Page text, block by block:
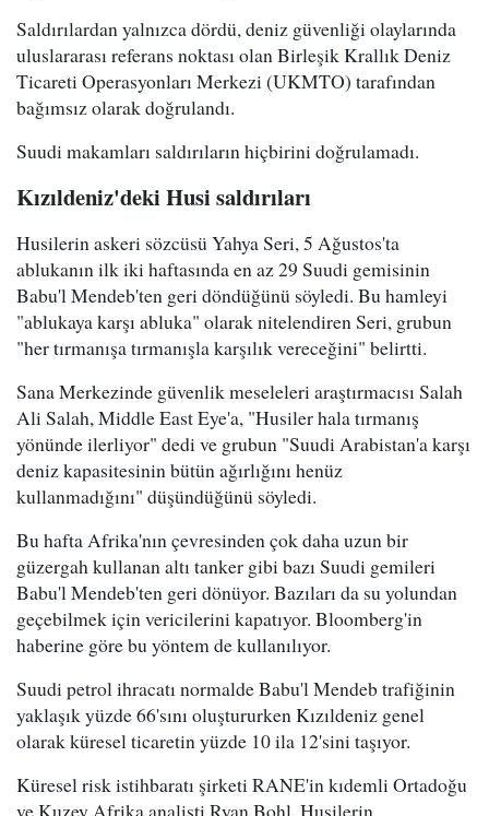
Saldırılardan yalnızca dördü, deniz güvenliği olaylarında
uluslararası referans noktası olan Birleşik Krallık Deniz
Ticareti Operasyonları Merkezi (UKMTO) tarafından
bağımsız olarak doğrulandı.
Suudi makamları saldırıların hiçbirini doğrulamadı.
Kızıldeniz'deki Husi saldırıları
Husilerin askeri sözcüsü Yahya Seri, 5 Ağustos'ta
ablukanın ilk iki haftasında en az 29 Suudi gemisinin
Babu'l Mendeb'ten geri döndüğünü söyledi. Bu hamleyi
"ablukaya karşı abluka" olarak nitelendiren Seri, grubun
"her tırmanışa tırmanışla karşılık vereceğini" belirtti.
Sana Merkezinde güvenlik meseleleri araştırmacısı Salah
Ali Salah, Middle East Eye'a, "Husiler hala tırmanış
yönünde ilerliyor" dedi ve grubun "Suudi Arabistan'a karşı
deniz kapasitesinin bütün ağırlığını henüz
kullanmadığını" düşündüğünü söyledi.
Bu hafta Afrika'nın çevresinden çok daha uzun bir
güzergah kullanan altı tanker gibi bazı Suudi gemileri
Babu'l Mendeb'ten geri dönüyor. Bazıları da su yolundan
geçebilmek için vericilerini kapatıyor. Bloomberg'in
haberine göre bu yöntem de kullanılıyor.
Suudi petrol ihracatı normalde Babu'l Mendeb trafiğinin
yaklaşık yüzde 66'sını oluştururken Kızıldeniz genel
olarak küresel ticaretin yüzde 10 ila 12'sini taşıyor.
Küresel risk istihbaratı şirketi RANE'in kıdemli Ortadoğu
ve Kuzey Afrika analisti Ryan Bohl, Husilerin